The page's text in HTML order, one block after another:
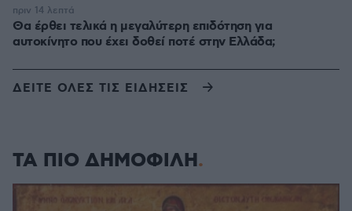
Θα έρθει τελικά η μεγαλύτερη επιδότηση για
αυτοκίνητο που έχει δοθεί ποτέ στην Ελλάδα;
πριν 14 λεπτά
ΔΕΙΤΕ ΟΛΕΣ ΤΙΣ ΕΙΔΗΣΕΙΣ
ΤΑ ΠΙΟ ΔΗΜΟΦΙΛΗ